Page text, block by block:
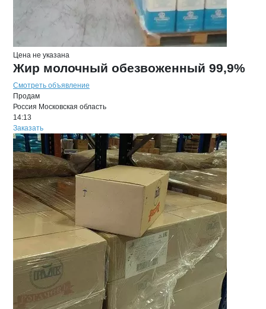
Цена не указана
Жир молочный обезвоженный 99,9%
Смотреть объявление
Продам
Россия Московская область
14:13
Заказать